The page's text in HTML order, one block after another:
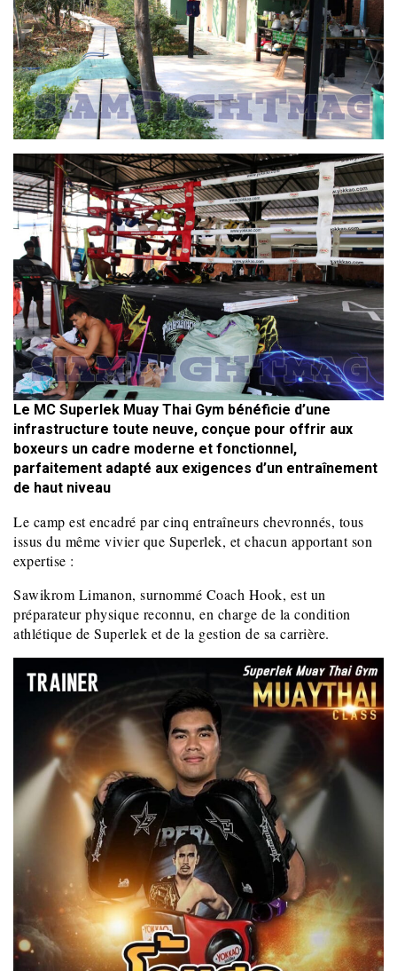
Le MC Superlek Muay Thai Gym bénéficie d’une
infrastructure toute neuve, conçue pour offrir aux
boxeurs un cadre moderne et fonctionnel,
parfaitement adapté aux exigences d’un entraînement
de haut niveau
Le camp est encadré par cinq entraîneurs chevronnés, tous
issus du même vivier que Superlek, et chacun apportant son
expertise :
Sawikrom Limanon, surnommé Coach Hook, est un
préparateur physique reconnu, en charge de la condition
athlétique de Superlek et de la gestion de sa carrière.